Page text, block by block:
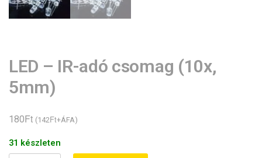
LED – IR-adó csomag (10x,
5mm)
180Ft (142Ft+ÁFA)
31 készleten